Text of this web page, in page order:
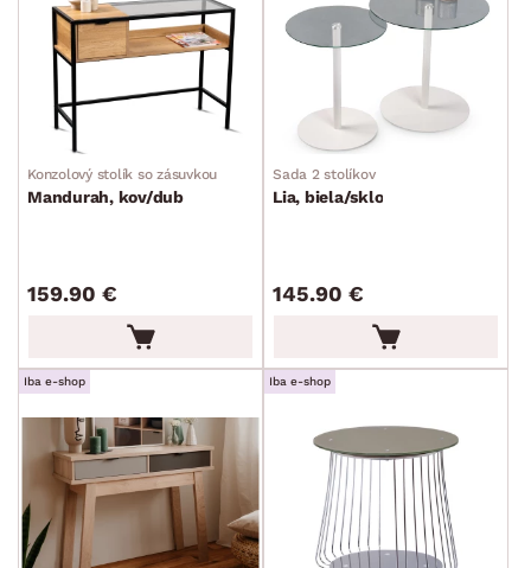
Konzolový stolík so zásuvkou
Mandurah, kov/dub
159.90 €
Sada 2 stolíkov
Lia, biela/sklo
145.90 €
Iba e-shop Iba e-shop